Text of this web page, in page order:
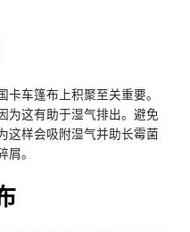
车篷布上积聚至关重要。
为这有助于湿气排出。避免
这样会吸附湿气并助长霉菌
。